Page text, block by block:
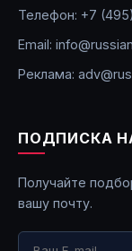
Телефон: +7
Email:
Реклама:
ПОДПИСКА
Получайте
вашу почту.